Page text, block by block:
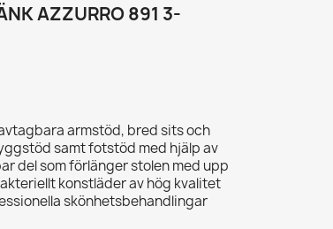
AZZURRO 891 3-
armstöd, bred sits och
samt fotstöd med hjälp av
del som förlänger stolen med upp
konstläder av hög kvalitet
skönhetsbehandlingar